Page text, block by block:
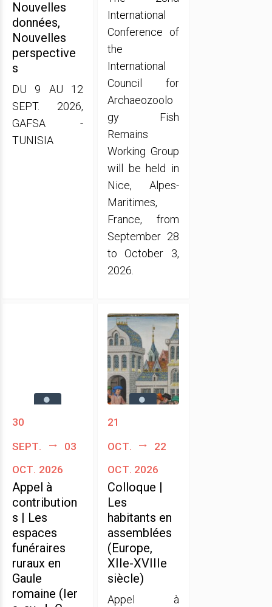
Nouvelles
données,
Nouvelles
perspective
s
DU 9 AU 12
SEPT. 2026,
GAFSA -
TUNISIA
International
Conference of
the
International
Council for
Archaeozoolo
gy Fish
Remains
Working Group
will be held in
Nice, Alpes-
Maritimes,
France, from
September 28
to October 3,
2026.
30
sept.
03
oct. 2026
Appel à
contribution
s | Les
espaces
funéraires
ruraux en
Gaule
romaine (Ier
21
oct.
22
oct. 2026
Colloque |
Les
habitants en
assemblées
(Europe,
XIIe-XVIIIe
siècle)
Appel à